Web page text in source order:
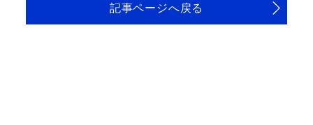
記事ページへ戻る